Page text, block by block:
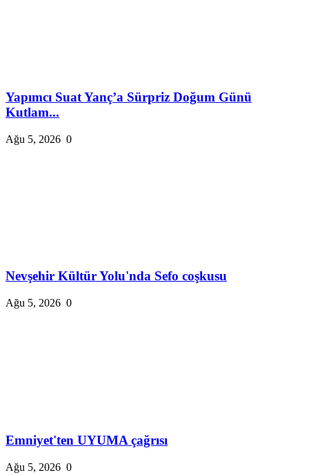
Yapımcı Suat Yanç’a Sürpriz Doğum Günü
Kutlam...
Ağu 5, 2026 0
Nevşehir Kültür Yolu'nda Sefo coşkusu
Ağu 5, 2026 0
Emniyet'ten UYUMA çağrısı
Ağu 5, 2026 0